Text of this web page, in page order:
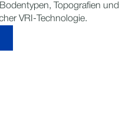
Topografien und
VRI-Technologie.